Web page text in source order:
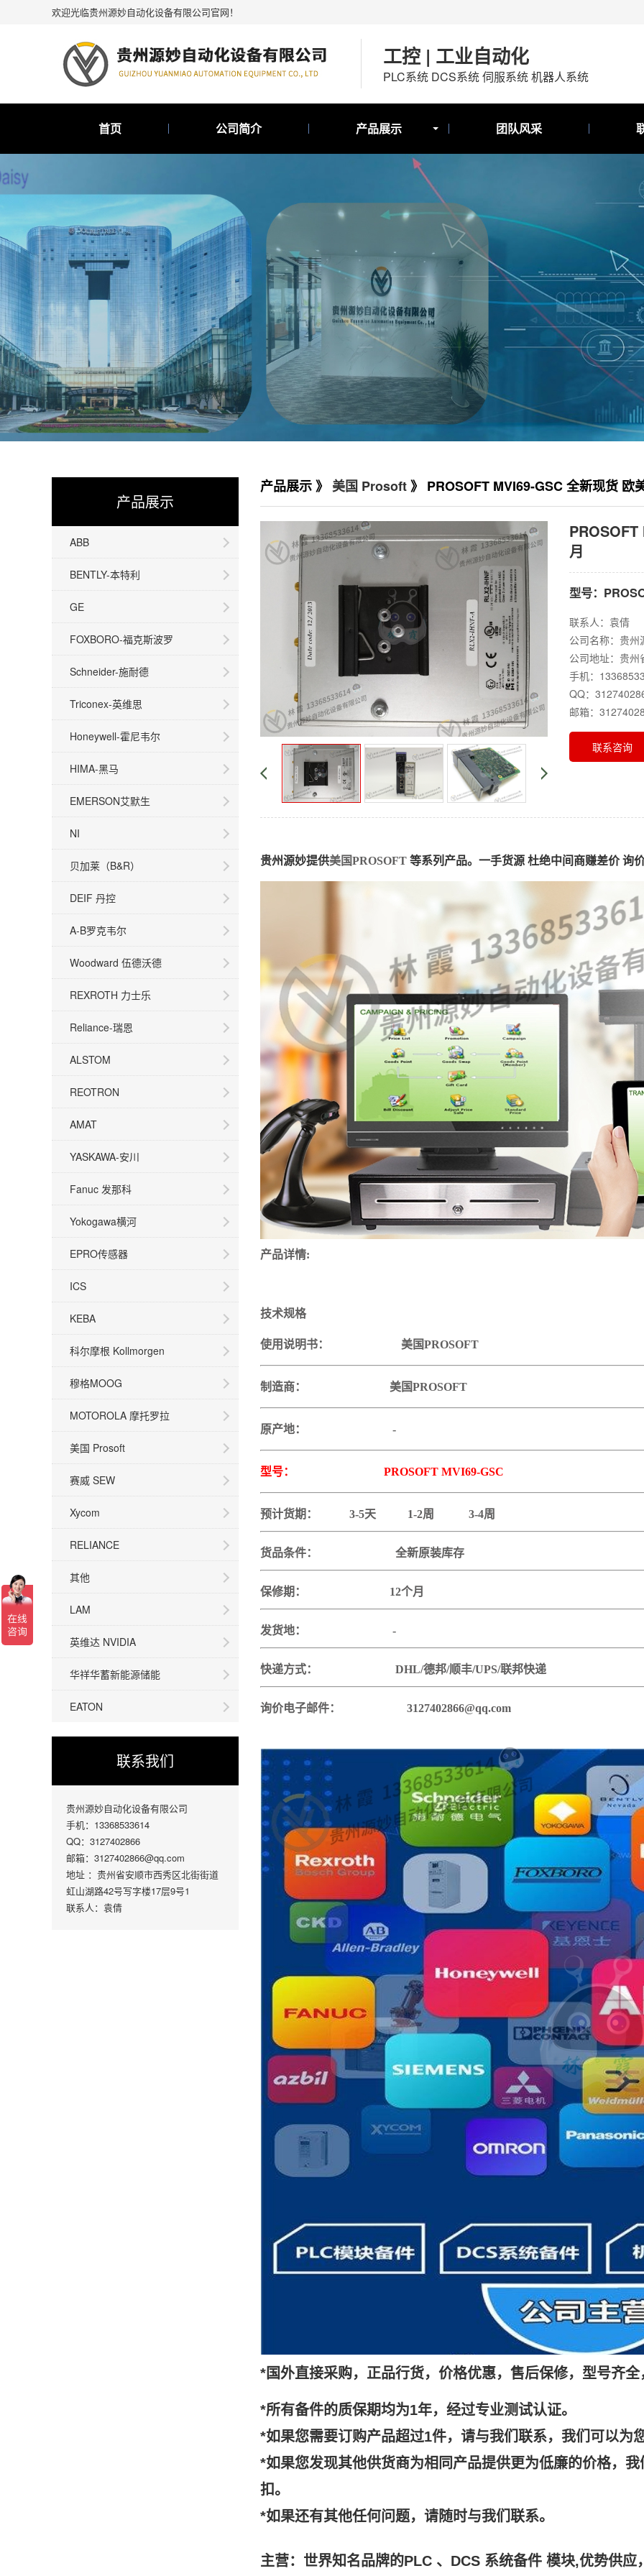
欢迎光临贵州源妙自动化设备有限公司官网！
工控 | 工业自动化
PLC系统 DCS系统 伺服系统 机器人系统
首页 公司简介 产品展示 团队风采
产品展示
ABB
BENTLY-本特利
GE
FOXBORO-福克斯波罗
Schneider-施耐德
Triconex-英维思
Honeywell-霍尼韦尔
HIMA-黑马
EMERSON艾默生
NI
贝加莱（B&R）
DEIF 丹控
A-B罗克韦尔
Woodward 伍德沃德
REXROTH 力士乐
Reliance-瑞恩
ALSTOM
REOTRON
AMAT
YASKAWA-安川
Fanuc 发那科
Yokogawa横河
EPRO传感器
ICS
KEBA
科尔摩根 Kollmorgen
穆格MOOG
MOTOROLA 摩托罗拉
美国 Prosoft
赛威 SEW
Xycom
RELIANCE
其他
LAM
英维达 NVIDIA
华祥华蓄新能源储能
EATON
联系我们
贵州源妙自动化设备有限公司
手机：13368533614
QQ：3127402866
邮箱：3127402866@qq.com
地址 ：贵州省安顺市西秀区北街街道
虹山湖路42号写字楼17层9号1
联系人：袁倩
产品展示 》 美国 Prosoft》 PROSOFT MVI69-GSC 全新现货 欧
月
型号：
联系人：袁倩
公司名称：贵
公司地址：贵
手机：
QQ：
邮箱：
联系咨询
贵州源妙提供美国PROSOFT 等系列产品。一手货源 杜绝中间商赚差价 询
产品详情:
技术规格
使用说明书： 美国PROSOFT
制造商： 美国PROSOFT
原产地： -
型号： PROSOFT MVI69-GSC
预计货期： 3-5天 1-2周 3-4周
货品条件： 全新原装库存
保修期： 12个月
发货地： -
快递方式： DHL/德邦/顺丰/UPS/联邦快递
询价电子邮件： 3127402866@qq.com
*国外直接采购，正品行货，价格优惠，售后保修，型号齐
*所有备件的质保期均为1年，经过专业测试认证。
*如果您需要订购产品超过1件，请与我们联系，我们可以为
*如果您发现其他供货商为相同产品提供更为低廉的价格，
扣。
*如果还有其他任何问题，请随时与我们联系。
主营：世界知名品牌的PLC 、DCS 系统备件 模块,优势供应